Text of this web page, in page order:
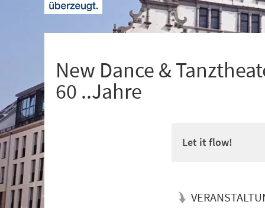
New Dance &
60 ..Jahre
Let it flow!